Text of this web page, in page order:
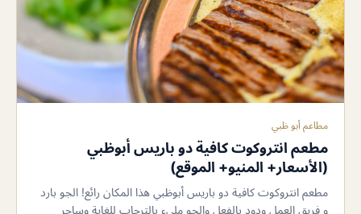
مطاعم أبو ظبي
مطعم انتروكوت كافية دو باريس أبوظبي
(الأسعار+ المنيو+ الموقع)
مطعم انتروكوت كافية دو باريس أبوظبي هذا المكان رائع! الجو بارد
و فريق العمل ودود بالفعل والجو مليء بالترحاب للغاية وساحر